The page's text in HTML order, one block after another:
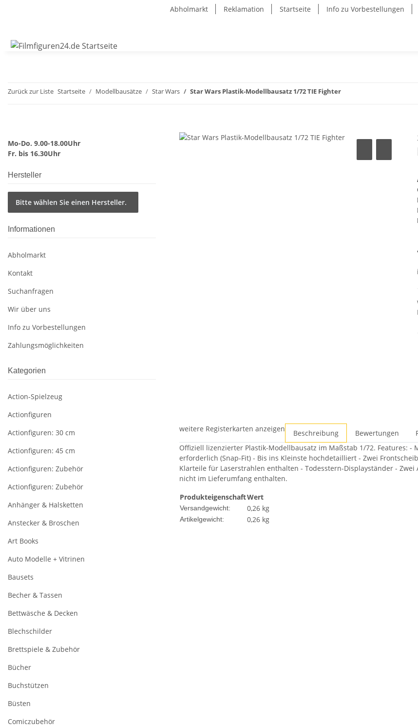
Abholmarkt Reklamation Startseite Info zu Vorbestellungen
Zurück zur Liste Startseite Modellbausätze Star Wars Star Wars Plastik-Modellbausatz 1/72 TIE Fighter
weitere Registerkarten anzeigen Beschreibung Bewertungen
Offiziell lizenzierter Plastik-Modellbausatz im Maßstab 1/72. Features: -
erforderlich (Snap-Fit) - Bis ins Kleinste hochdetailliert - Zwei
Klarteile für Laserstrahlen enthalten - Todesstern-Displayständer -
nicht im Lieferumfang enthalten.
ProdukteigenschaftWert
Versandgewicht: 0,26 kg
Artikelgewicht: 0,26 kg
Mo-Do. 9.00-18.00Uhr
Fr. bis 16.30Uhr
Hersteller
Bitte wählen Sie einen Hersteller.
Informationen
Abholmarkt
Kontakt
Suchanfragen
Wir über uns
Info zu Vorbestellungen
Zahlungsmöglichkeiten
Kategorien
Action-Spielzeug
Actionfiguren
Actionfiguren: 30 cm
Actionfiguren: 45 cm
Actionfiguren: Zubehör
Actionfiguren: Zubehör
Anhänger & Halsketten
Anstecker & Broschen
Art Books
Auto Modelle + Vitrinen
Bausets
Becher & Tassen
Bettwäsche & Decken
Blechschilder
Brettspiele & Zubehör
Bücher
Buchstützen
Büsten
Comiczubehör